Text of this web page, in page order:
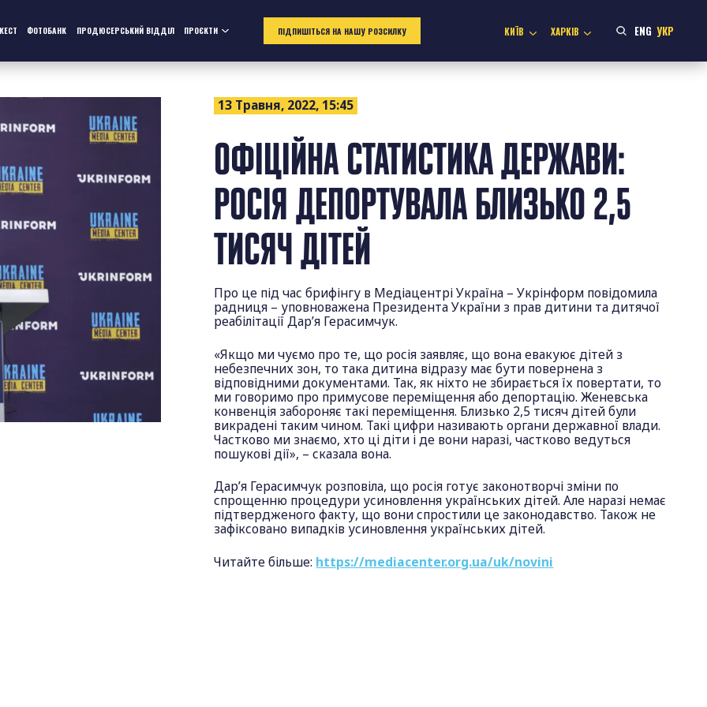
ФОТОБАНК ПРОДЮСЕРСЬКИЙ ВІДДІЛ ПРОЄКТИ ПІДПИШІТЬСЯ НА НАШУ РОЗСИЛКУ КИЇВ ХАРКІВ ENG УКР
13 Травня, 2022, 15:45
ОФІЦІЙНА СТАТИСТИКА ДЕРЖАВИ:
РОСІЯ ДЕПОРТУВАЛА БЛИЗЬКО 2,5
ТИСЯЧ ДІТЕЙ
Про це під час брифінгу в Медіацентрі Україна – Укрінформ повідомила
радниця – уповноважена Президента України з прав дитини та дитячої
реабілітації Дар’я Герасимчук.
«Якщо ми чуємо про те, що росія заявляє, що вона евакуює дітей з
небезпечних зон, то така дитина відразу має бути повернена з
відповідними документами. Так, як ніхто не збирається їх повертати, то
ми говоримо про примусове переміщення або депортацію. Женевська
конвенція забороняє такі переміщення. Близько 2,5 тисяч дітей були
викрадені таким чином. Такі цифри називають органи державної влади.
Частково ми знаємо, хто ці діти і де вони наразі, частково ведуться
пошукові дії», – сказала вона.
Дар’я Герасимчук розповіла, що росія готує законотворчі зміни по
спрощенню процедури усиновлення українських дітей. Але наразі немає
підтвердженого факту, що вони спростили це законодавство. Також не
зафіксовано випадків усиновлення українських дітей.
Читайте більше: https://mediacenter.org.ua/uk/novini